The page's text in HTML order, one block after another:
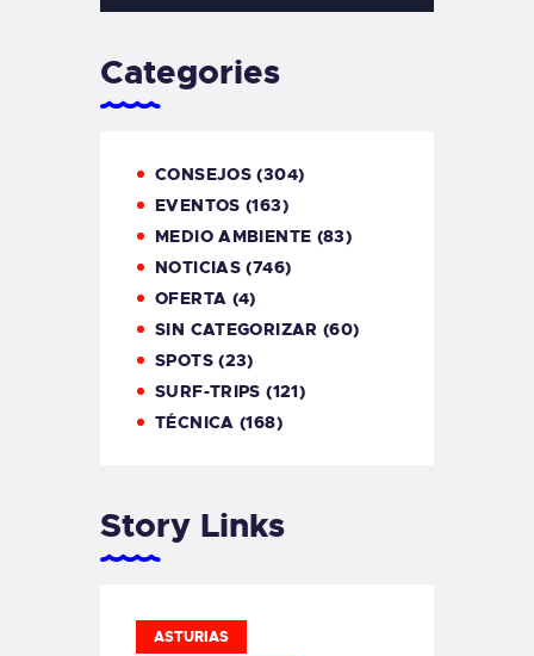
Categories
CONSEJOS (304)
EVENTOS (163)
MEDIO AMBIENTE (83)
NOTICIAS (746)
OFERTA (4)
SIN CATEGORIZAR (60)
SPOTS(23)
SURF-TRIPS (121)
TÉCNICA (168)
Story Links
ASTURIAS